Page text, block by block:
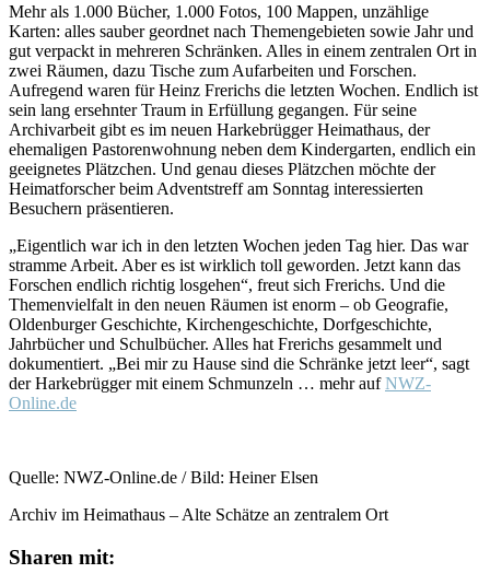
Mehr als 1.000 Bücher, 1.000 Fotos, 100 Mappen, unzählige
Karten: alles sauber geordnet nach Themengebieten sowie Jahr und
gut verpackt in mehreren Schränken. Alles in einem zentralen Ort in
zwei Räumen, dazu Tische zum Aufarbeiten und Forschen.
Aufregend waren für Heinz Frerichs die letzten Wochen. Endlich ist
sein lang ersehnter Traum in Erfüllung gegangen. Für seine
Archivarbeit gibt es im neuen Harkebrügger Heimathaus, der
ehemaligen Pastorenwohnung neben dem Kindergarten, endlich ein
geeignetes Plätzchen. Und genau dieses Plätzchen möchte der
Heimatforscher beim Adventstreff am Sonntag interessierten
Besuchern präsentieren.
„Eigentlich war ich in den letzten Wochen jeden Tag hier. Das war
stramme Arbeit. Aber es ist wirklich toll geworden. Jetzt kann das
Forschen endlich richtig losgehen“, freut sich Frerichs. Und die
Themenvielfalt in den neuen Räumen ist enorm – ob Geografie,
Oldenburger Geschichte, Kirchengeschichte, Dorfgeschichte,
Jahrbücher und Schulbücher. Alles hat Frerichs gesammelt und
dokumentiert. „Bei mir zu Hause sind die Schränke jetzt leer“, sagt
der Harkebrügger mit einem Schmunzeln … mehr aufNWZ-
Online.de
Quelle: NWZ-Online.de / Bild: Heiner Elsen
Archiv im Heimathaus – Alte Schätze an zentralem Ort
Sharen mit: